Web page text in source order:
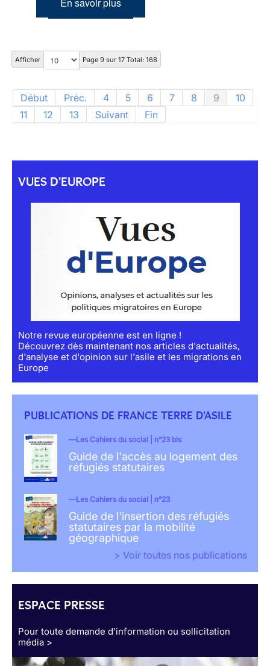
Afficher Page 9 sur 17 Total: 168
Début Préc. 4 5 6 7 8 9
10
11
12 13 Suivant Fin
VUES D'EUROPE
Notre revue européenne est en ligne !
Découvrez dès maintenant nos articles d'actualités,
d'analyse et d'opinion sur l'asile et les migrations en
Europe
PUBLICATIONS DE FRANCE TERRE D'ASILE
Les Cahiers du social | n°23 bis
Guide de l'accès au logement des
réfugiés statutaires
Les Cahiers du social | n°23
Guide de l'insertion des réfugiés
statutaires par la mobilité
géographique
> Voir toutes nos publications
ESPACE PRESSE
Pour toute demande d’information ou sollicitation
média >